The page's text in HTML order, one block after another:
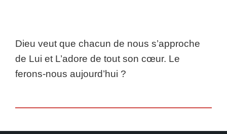
Dieu veut que chacun de nous s’approche
de Lui et L’adore de tout son cœur. Le
ferons-nous aujourd’hui ?